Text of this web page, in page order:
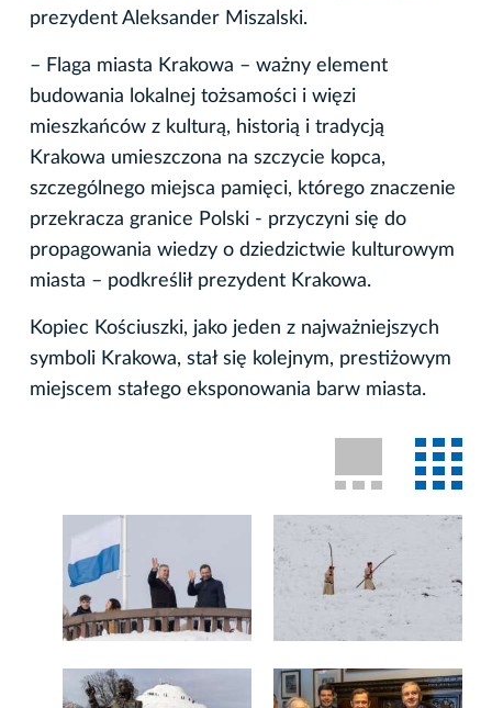
prezydent Aleksander Miszalski.
– Flaga miasta Krakowa – ważny element
budowania lokalnej tożsamości i więzi
mieszkańców z kulturą, historią i tradycją
Krakowa umieszczona na szczycie kopca,
szczególnego miejsca pamięci, którego znaczenie
przekracza granice Polski - przyczyni się do
propagowania wiedzy o dziedzictwie kulturowym
miasta – podkreślił prezydent Krakowa.
Kopiec Kościuszki, jako jeden z najważniejszych
symboli Krakowa, stał się kolejnym, prestiżowym
miejscem stałego eksponowania barw miasta.